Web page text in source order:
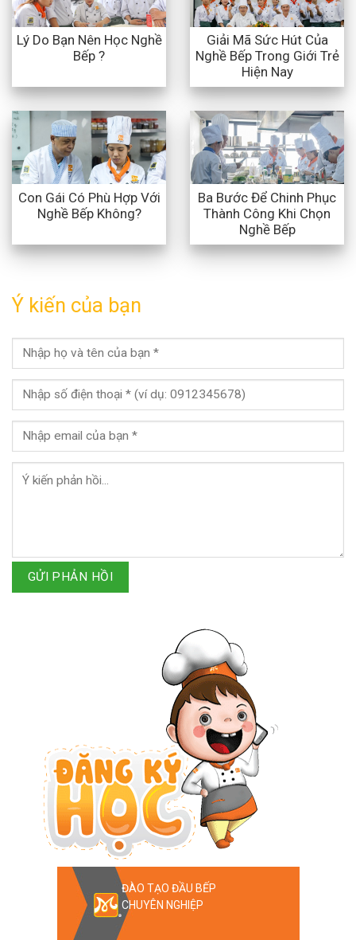
Lý Do Bạn Nên Học Nghề
Bếp ?
Giải Mã Sức Hút Của
Nghề Bếp Trong Giới Trẻ
Hiện Nay
Con Gái Có Phù Hợp Với
Nghề Bếp Không?
Ba Bước Để Chinh Phục
Thành Công Khi Chọn
Nghề Bếp
Ý kiến của bạn
GỬI PHẢN HỒI
ĐÀO TẠO ĐẦU BẾP
CHUYÊN NGHIỆP